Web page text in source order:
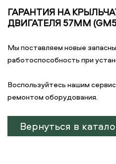
ГАРАНТИЯ НА
ДВИГАТЕЛЯ 57ММ
Мы поставляем новые
работоспособность при
Воспользуйтесь нашим
ремонтом оборудования.
Вернуться в